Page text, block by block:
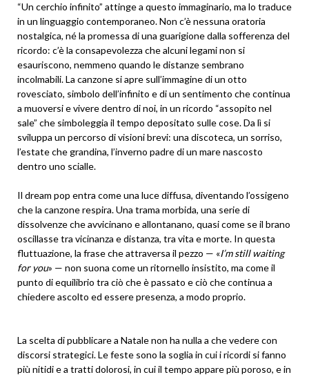
“Un cerchio infinito” attinge a questo immaginario, ma lo traduce
in un linguaggio contemporaneo. Non c’è nessuna oratoria
nostalgica, né la promessa di una guarigione dalla sofferenza del
ricordo: c’è la consapevolezza che alcuni legami non si
esauriscono, nemmeno quando le distanze sembrano
incolmabili. La canzone si apre sull’immagine di un otto
rovesciato, simbolo dell’infinito e di un sentimento che continua
a muoversi e vivere dentro di noi, in un ricordo “assopito nel
sale” che simboleggia il tempo depositato sulle cose. Da lì si
sviluppa un percorso di visioni brevi: una discoteca, un sorriso,
l’estate che grandina, l’inverno padre di un mare nascosto
dentro uno scialle.
Il dream pop entra come una luce diffusa, diventando l’ossigeno
che la canzone respira. Una trama morbida, una serie di
dissolvenze che avvicinano e allontanano, quasi come se il brano
oscillasse tra vicinanza e distanza, tra vita e morte. In questa
fluttuazione, la frase che attraversa il pezzo — «I’m still waiting
for you» — non suona come un ritornello insistito, ma come il
punto di equilibrio tra ciò che è passato e ciò che continua a
chiedere ascolto ed essere presenza, a modo proprio.
La scelta di pubblicare a Natale non ha nulla a che vedere con
discorsi strategici. Le feste sono la soglia in cui i ricordi si fanno
più nitidi e a tratti dolorosi, in cui il tempo appare più poroso, e in